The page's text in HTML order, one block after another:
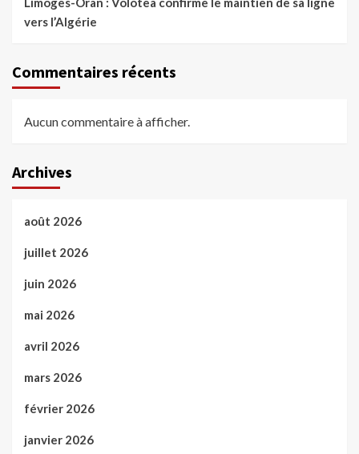
vers l’Algérie
Commentaires récents
Aucun commentaire à afficher.
Archives
août 2026
juillet 2026
juin 2026
mai 2026
avril 2026
mars 2026
février 2026
janvier 2026